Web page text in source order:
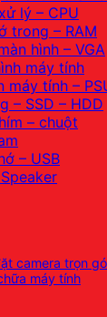
lý – CPU
trong – RAM
hình – VGA
máy tính
máy tính –
– SSD – HDD
– chuột
– USB
camera trọn
máy tính